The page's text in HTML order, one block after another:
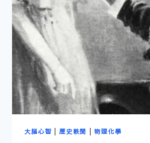
大腦心智 |歷史軼聞 物理化學